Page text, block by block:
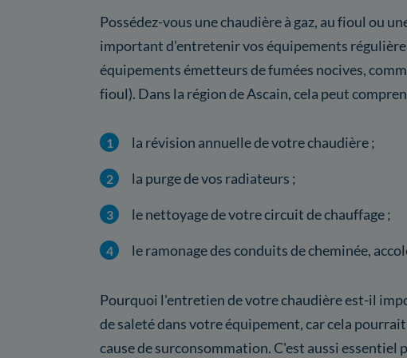
Possédez-vous une chaudière à gaz, au fioul ou
important d'entretenir vos équipements
équipements émetteurs de fumées nocives,
fioul). Dans la région de Ascain, cela peut
la révision annuelle de votre chaudière ;
la purge de vos radiateurs ;
le nettoyage de votre circuit de chauffage ;
le ramonage des conduits de cheminée,
Pourquoi l'entretien de votre chaudière est-il
de saleté dans votre équipement, car cela
cause de surconsommation. C'est aussi essentiel